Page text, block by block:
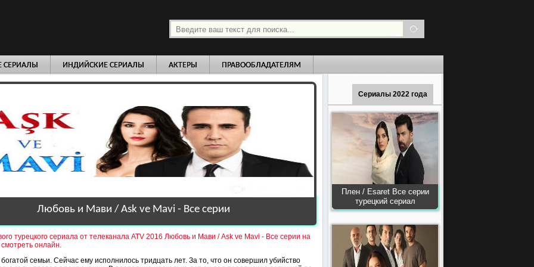
СЕРИАЛЫ ИНДИЙСКИЕ СЕРИАЛЫ АКТЕРЫ ПРАВООБЛАДАТЕЛЯМ
Сериалы 2022 года
Плен / Esaret Все серии
турецкий сериал
Любовь и Мави / Ask ve Mavi - Все серии
турецкого сериала от телеканала ATV 2016 Любовь и Мави / Ask ve Mavi - Все серии на
онлайн.
семьи. Сейчас ему исполнилось тридцать лет. За то, что он совершил убийство